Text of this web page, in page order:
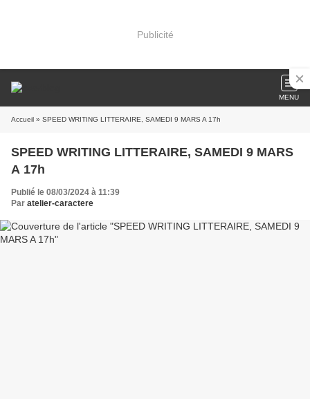
Publicité
MENU
Accueil » SPEED WRITING LITTERAIRE, SAMEDI 9 MARS A 17h
SPEED WRITING LITTERAIRE, SAMEDI 9 MARS
A 17h
Publié le 08/03/2024 à 11:39
Par atelier-caractere